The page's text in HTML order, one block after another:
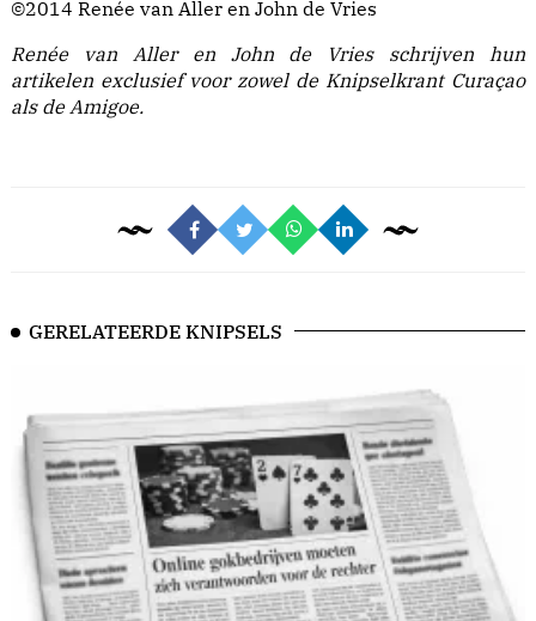
©2014 Renée van Aller en John de Vries
Renée van Aller en John de Vries schrijven hun
artikelen exclusief voor zowel de Knipselkrant Curaçao
als de Amigoe.
GERELATEERDE KNIPSELS